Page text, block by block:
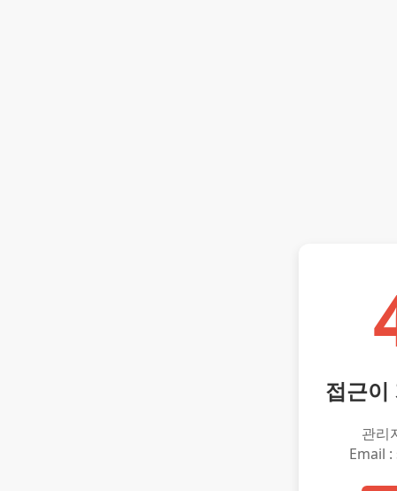
접근이
관리
Email